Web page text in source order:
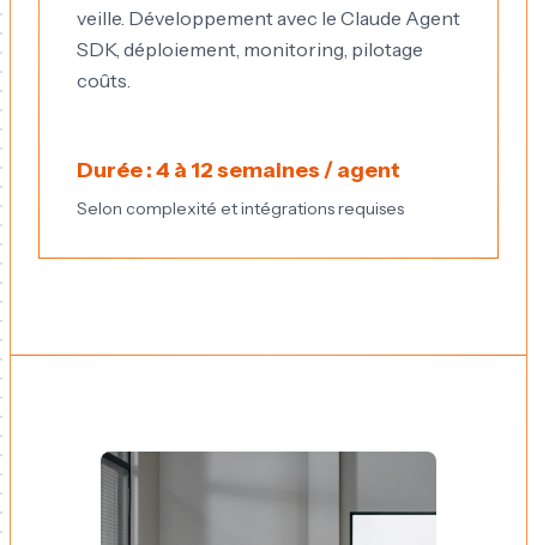
veille. Développement avec le Claude Agent
SDK, déploiement, monitoring, pilotage
coûts.
Durée : 4 à 12 semaines / agent
Selon complexité et intégrations requises